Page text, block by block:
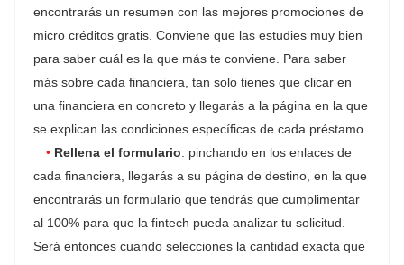
encontrarás un resumen con las mejores promociones de
micro créditos gratis. Conviene que las estudies muy bien
para saber cuál es la que más te conviene. Para saber
más sobre cada financiera, tan solo tienes que clicar en
una financiera en concreto y llegarás a la página en la que
se explican las condiciones específicas de cada préstamo.
Rellena el formulario: pinchando en los enlaces de
cada financiera, llegarás a su página de destino, en la que
encontrarás un formulario que tendrás que cumplimentar
al 100% para que la fintech pueda analizar tu solicitud.
Será entonces cuando selecciones la cantidad exacta que